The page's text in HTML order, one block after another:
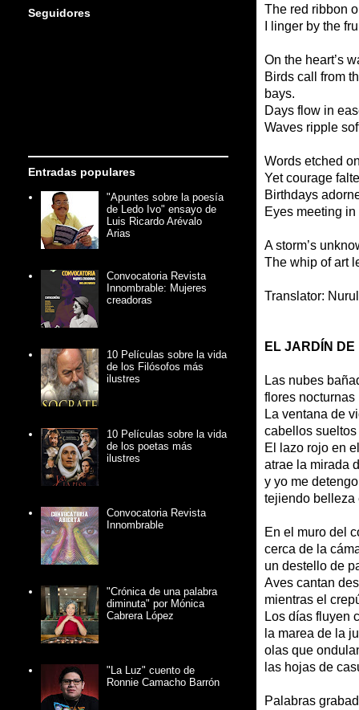
The red ribbon
I linger by the
On the heart’s
Birds call from
bays.
Days flow in
Waves ripple
Words etched
Yet courage
Birthdays
Eyes meeting
A storm’s
The whip of art
Translator:
EL JARDÍN DE
Las nubes
flores
La ventana de
cabellos
El lazo rojo en
atrae la mirada
y yo me
tejiendo belleza
En el muro del
cerca de la
un destello de
Aves cantan
mientras el
Los días fluyen
la marea de la
olas que
las hojas de
Palabras
Seguidores
Entradas populares
"Apuntes sobre la poesía
de Ledo Ivo" ensayo de
Luis Ricardo Arévalo
Arias
Convocatoria Revista
Innombrable: Mujeres
creadoras
10 Películas sobre la vida
de los Filósofos más
ilustres
10 Películas sobre la vida
de los poetas más
ilustres
Convocatoria Revista
Innombrable
"Crónica de una palabra
diminuta" por Mónica
Cabrera López
"La Luz" cuento de
Ronnie Camacho Barrón